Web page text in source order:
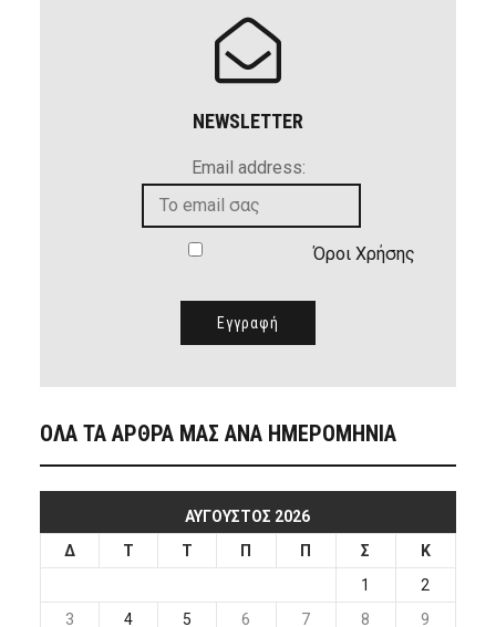
NEWSLETTER
Email address:
Όροι Χρήσης
ΟΛΑ ΤΑ ΑΡΘΡΑ ΜΑΣ ΑΝΑ ΗΜΕΡΟΜΗΝΙΑ
ΑΎΓΟΥΣΤΟΣ 2026
Δ
Τ Τ Π Π Σ
Κ
1
2
3
4 5 6 7 8 9